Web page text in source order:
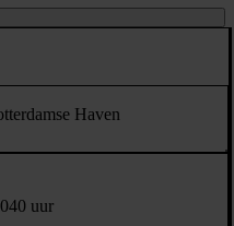
Haven
40 uur